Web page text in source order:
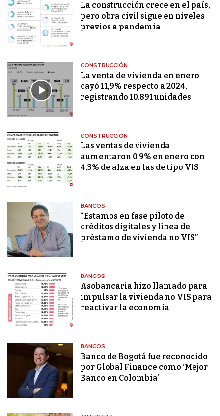
La construcción crece en el país,
pero obra civil sigue en niveles
previos a pandemia
CONSTRUCCIÓN
La venta de vivienda en enero
cayó 11,9% respecto a 2024,
registrando 10.891 unidades
CONSTRUCCIÓN
Las ventas de vivienda
aumentaron 0,9% en enero con
4,3% de alza en las de tipo VIS
BANCOS
“Estamos en fase piloto de
créditos digitales y línea de
préstamo de vivienda no VIS”
BANCOS
Asobancaria hizo llamado para
impulsar la vivienda no VIS para
reactivar la economía
BANCOS
Banco de Bogotá fue reconocido
por Global Finance como ‘Mejor
Banco en Colombia’